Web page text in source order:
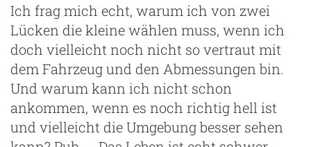
Ich frag mich echt, warum ich von zwei
Lücken die kleine wählen muss, wenn ich
doch vielleicht noch nicht so vertraut mit
dem Fahrzeug und den Abmessungen bin.
Und warum kann ich nicht schon
ankommen, wenn es noch richtig hell ist
und vielleicht die Umgebung besser sehen